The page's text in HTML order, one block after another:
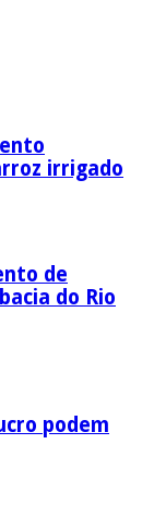
irrigado
de
do Rio
podem